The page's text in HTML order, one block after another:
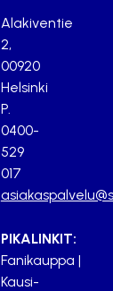
Alakiventie
2,
00920
Helsinki
P.
0400-
529
017
PIKALINKIT:
Fanikauppa |
Kausi-